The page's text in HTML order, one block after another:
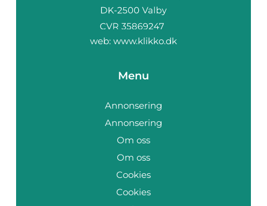
web: www.klikko.dk
Menu
Annonsering
Annonsering
Om oss
Om oss
Cookies
Cookies